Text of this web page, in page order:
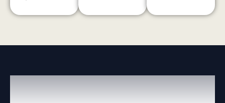
VOICI CE QUE VOUS ALLEZ